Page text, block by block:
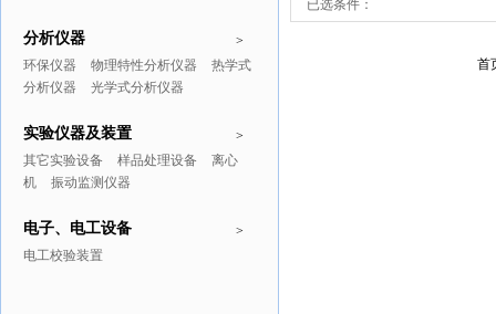
>
分析仪器
环保仪器 物理特性分析仪器
热学式
分析仪器
光学式分析仪器
>
实验仪器及装置
其它实验设备 样品处理设备
离心
机
振动监测仪器
>
电子、电工设备
电工校验装置
已选条件：
首